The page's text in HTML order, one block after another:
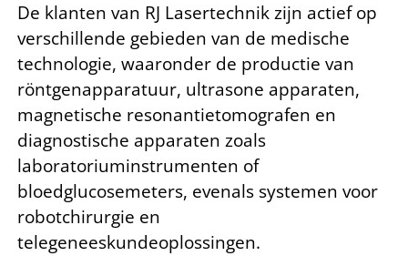
De klanten van RJ Lasertechnik zijn actief op
verschillende gebieden van de medische
technologie, waaronder de productie van
röntgenapparatuur, ultrasone apparaten,
magnetische resonantietomografen en
diagnostische apparaten zoals
laboratoriuminstrumenten of
bloedglucosemeters, evenals systemen voor
robotchirurgie en
telegeneeskundeoplossingen.